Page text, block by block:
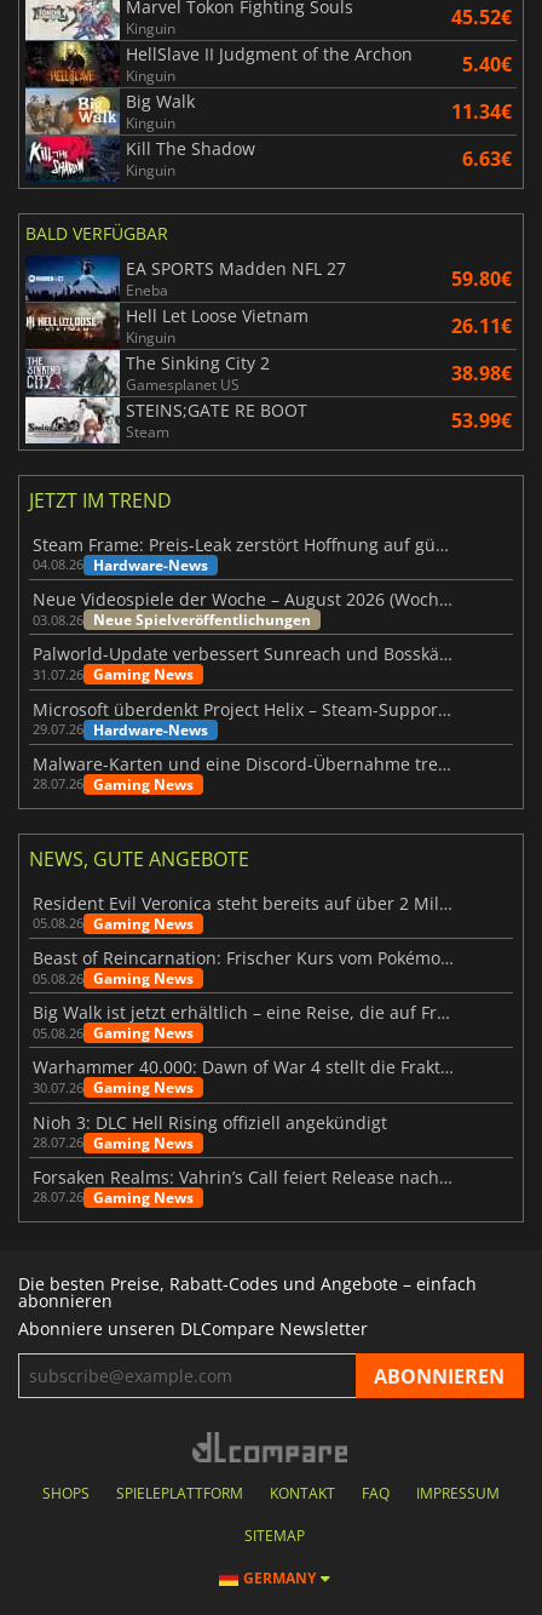
Marvel Tokon Fighting Souls
Kinguin 45.52€
HellSlave II Judgment of the Archon
Kinguin 5.40€
Big Walk
Kinguin 11.34€
Kill The Shadow
Kinguin 6.63€
BALD VERFÜGBAR
EA SPORTS Madden NFL 27
Eneba 59.80€
Hell Let Loose Vietnam
Kinguin 26.11€
The Sinking City 2
Gamesplanet US 38.98€
STEINS;GATE RE BOOT
Steam 53.99€
JETZT IM TREND
Steam Frame: Preis-Leak zerstört Hoffnung auf günstiges VR-Headset
04.08.26 Hardware-News
Neue Videospiele der Woche – August 2026 (Woche 32)
03.08.26 Neue Spielveröffentlichungen
Palworld-Update verbessert Sunreach und Bosskämpfe deutlich
31.07.26 Gaming News
Microsoft überdenkt Project Helix – Steam-Support gefährdet
29.07.26 Hardware-News
Malware-Karten und eine Discord-Übernahme treffen Meccha Chameleon
28.07.26 Gaming News
NEWS, GUTE ANGEBOTE
Resident Evil Veronica steht bereits auf über 2 Millionen Wunschlisten
05.08.26 Gaming News
Beast of Reincarnation: Frischer Kurs vom Pokémon-Studio
05.08.26 Gaming News
Big Walk ist jetzt erhältlich – eine Reise, die auf Freundschaft basiert
05.08.26 Gaming News
Warhammer 40.000: Dawn of War 4 stellt die Fraktion der Necrons vor
30.07.26 Gaming News
Nioh 3: DLC Hell Rising offiziell angekündigt
28.07.26 Gaming News
Forsaken Realms: Vahrin’s Call feiert Release nach 10 Jahren
28.07.26 Gaming News
Die besten Preise, Rabatt-Codes und Angebote – einfach
abonnieren
Abonniere unseren DLCompare Newsletter
SHOPS SPIELEPLATTFORM KONTAKT FAQ IMPRESSUM
SITEMAP
GERMANY